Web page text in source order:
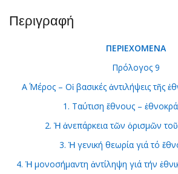
Περιγραφή
ΠΕΡΙΕΧΟΜΕΝΑ
Πρόλογος 9
Α΄ Μέρος – Οἱ βασικές ἀντιλήψεις τῆς
1. Ταύτιση ἔθνους –
2. Ἡ ἀνεπάρκεια τῶν ὁρισμῶν
3. Ἡ γενική θεωρία γιά τό
4. Ἡ μονοσήμαντη ἀντίληψη γιά τήν